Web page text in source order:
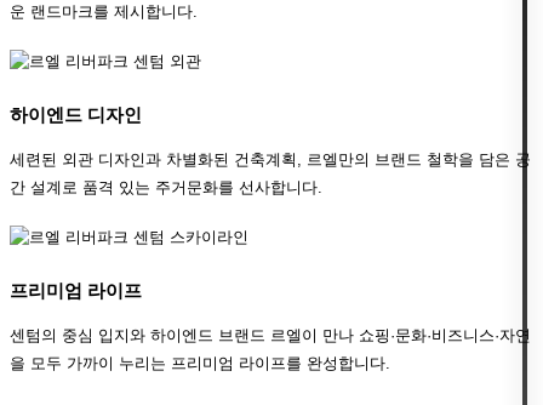
운 랜드마크를 제시합니다.
하이엔드 디자인
세련된 외관 디자인과 차별화된 건축계획, 르엘만의 브랜드 철학을 담은 공
간 설계로 품격 있는 주거문화를 선사합니다.
프리미엄 라이프
센텀의 중심 입지와 하이엔드 브랜드 르엘이 만나 쇼핑·문화·비즈니스·자연
을 모두 가까이 누리는 프리미엄 라이프를 완성합니다.